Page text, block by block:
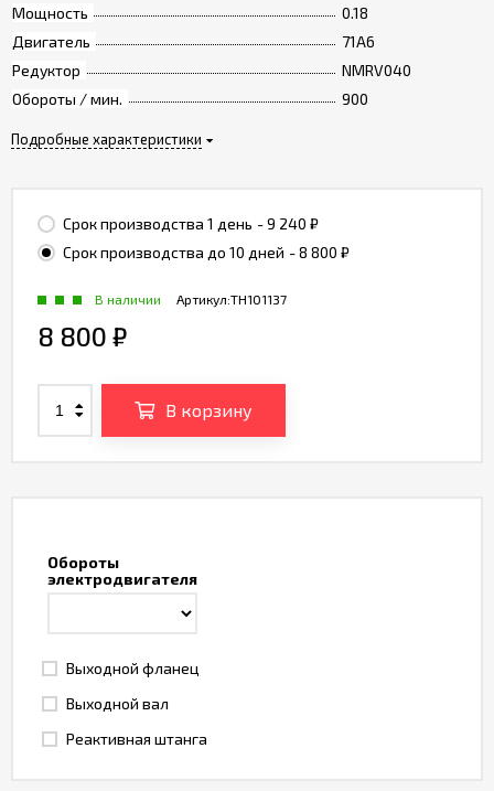
Обороты
электродвигателя
Выходной фланец
Выходной вал
Реактивная штанга
Мощность
0.18
Двигатель
71A6
Редуктор
NMRV040
Обороты / мин.
900
Подробные характеристики
Срок производства 1 день - 9 240 ₽
Срок производства до 10 дней - 8 800 ₽
Артикул:TH101137
В наличии
8 800 ₽
В корзину